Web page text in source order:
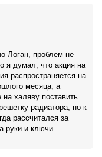
Логан, проблем не
я думал, что акция на
распространяется на
месяца, а
халяву поставить
радиатора, но к
рассчитался за
руки и ключи.